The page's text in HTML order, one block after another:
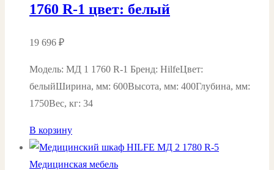
1760 R-1 цвет: белый
19 696 ₽
Модель: МД 1 1760 R-1 Бренд: HilfeЦвет:
белыйШирина, мм: 600Высота, мм: 400Глубина, мм:
1750Вес, кг: 34
В корзину
Медицинская мебель